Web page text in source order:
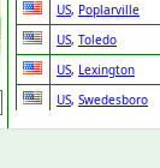
US, Poplarville
US, Toledo
US, Lexington
US, Swedesboro
US,Akron